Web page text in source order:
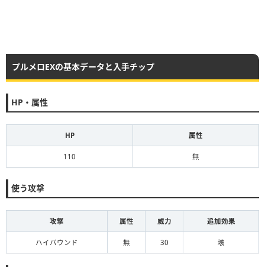
プルメロEXの基本データと入手チップ
HP・属性
HP 属性
110 無
使う攻撃
攻撃 属性 威力 追加効果
ハイバウンド 無 30 壊